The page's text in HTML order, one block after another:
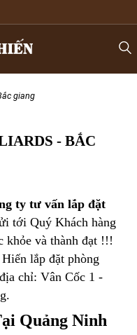
bắc giang
- BẮC
ty tư vấn lắp đặt
tới Quý Khách hàng
khỏe và thành đạt !!!
lắp đặt phòng
chỉ: Vân Cốc 1 -
Quảng Ninh